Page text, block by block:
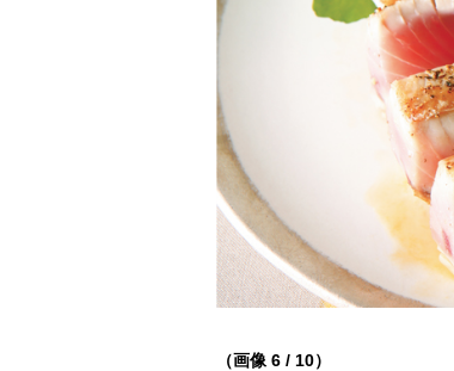
（画像 6 / 10）